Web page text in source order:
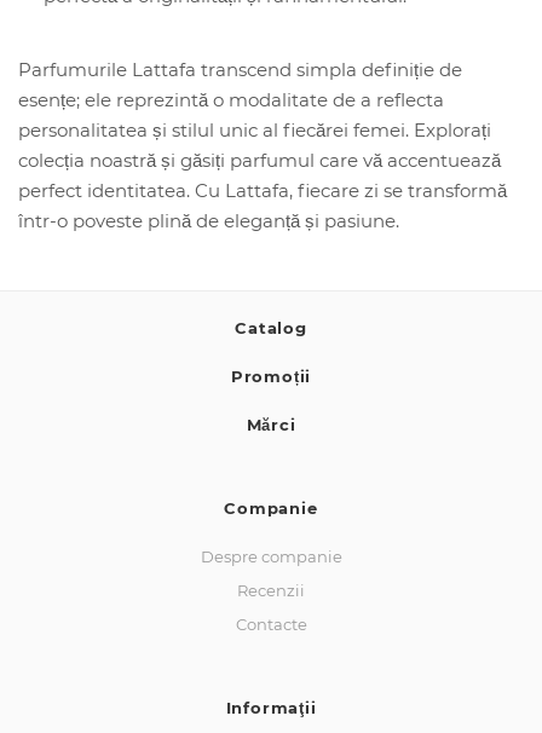
Parfumurile Lattafa transcend simpla definiție de
esențe; ele reprezintă o modalitate de a reflecta
personalitatea și stilul unic al fiecărei femei. Explorați
colecția noastră și găsiți parfumul care vă accentuează
perfect identitatea. Cu Lattafa, fiecare zi se transformă
într-o poveste plină de eleganță și pasiune.
Catalog
Promoții
Mărci
Companie
Despre companie
Recenzii
Contacte
Informaţii